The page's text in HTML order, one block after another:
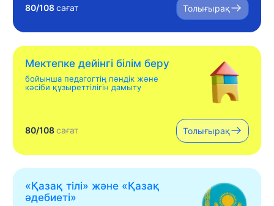
80/108сағат Толығырақ
Мектепке дейінгі білім беру
бойынша педагогтің пәндік және
кәсіби құзыреттілігін дамыту
80/108сағат Толығырақ
«Қазақ тілі» жəне «Қазақ
əдебиеті»